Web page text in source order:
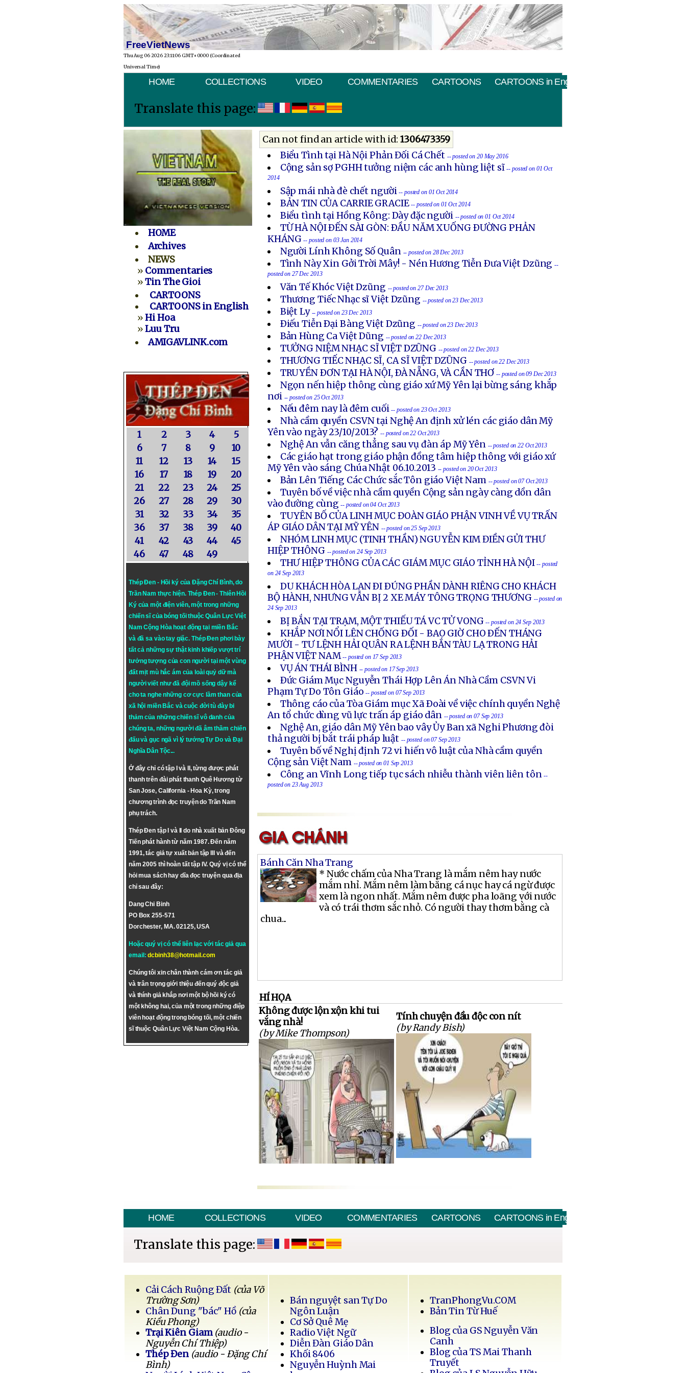
FreeVietNews
Thu Aug 06 2026 23:11:06 GMT+0000 (Coordinated
Universal Time)
HOME COLLECTIONS VIDEO COMMENTARIES CARTOONS CARTOONS in English
Translate this page:
HOME
Archives
NEWS
» Commentaries
»Tin The Gioi
CARTOONS
CARTOONS in English
»Hi Hoa
»Luu Tru
AMIGAVLINK.com
1 2 3 4
5
6
7 8 9
10
11
12 13 14
15
16
17 18 19
20
21
22 23 24
25
26
27 28 29
30
31
32 33 34
35
36
37 38 39
40
41
42 43 44
45
46
47 48 49
Thép Đen - Hồi ký của Đặng Chí Bình, do
Trần Nam thực hiện. Thép Đen- Thiên Hồi
Ký của một điện viên, một trong những
chiến sĩ của bóng tối thuộc Quân Lực Việt
Nam Cộng Hòa hoạt động tại miền Bắc
và đã sa vào tay giặc. Thép Đen phơi bày
tất cả những sự thật kinh khiếp vượt trí
tưởng tượng của con người tại một vùng
đất mịt mù hắc ám của loài quỷ dữ mà
người viết như đã đội mồ sống dậy kể
cho ta nghe những cơ cực lầm than của
xã hội miền Bắc và cuộc đời tù đày bi
thảm của những chiến sĩ vô danh của
chúng ta, những người đã âm thầm chiến
đấu và gục ngã vì lý tưởngTự DovàĐại
Nghĩa Dân Tộc...
Ở đây chỉ có tập I và II, từng được phát
thanh trên đài phát thanh Quê Hương từ
San Jose, California - Hoa Kỳ, trong
chương trình đọc truyện do Trần Nam
phụ trách.
Thép Đen tập I và II do nhà xuất bản Đông
Tiến phát hành từ năm 1987. Đến năm
1991, tác giả tự xuất bản tập III và đến
năm 2005 thì hoàn tất tập IV. Quý vị có thể
hỏi mua sách hay dĩa đọc truyện qua địa
chỉ sau đây:
Dang Chi Binh
PO Box 255-571
Dorchester, MA. 02125, USA
Hoặc quý vị có thể liên lạc với tác giả qua
email:dcbinh38@hotmail.com
Chúng tôi xin chân thành cám ơn tác giả
và trân trọng giới thiệu đến quý độc giả
và thính giả khắp nơi một bộ hồi ký có
một không hai, của một trong những điệp
viên hoạt động trong bóng tối, một chiến
sĩ thuộc Quân Lực Việt Nam Cộng Hòa.
Can not find an article with id: 1306473359
Biểu Tình tại Hà Nội Phản Đối Cá Chết -- posted on 20 May 2016
Cộng sản sợ PGHH tưởng niệm các anh hùng liệt sĩ -- posted on 01 Oct
2014
Sập mái nhà đè chết người -- posted on 01 Oct 2014
BẢN TIN CỦA CARRIE GRACIE-- posted on 01 Oct 2014
Biểu tình tại Hồng Kông: Dày đặc người -- posted on 01 Oct 2014
TỪ HÀ NỘI ÐẾN SÀI GÒN: ÐẦU NĂM XUỐNG ÐƯỜNG PHẢN
KHÁNG-- posted on 03 Jan 2014
Người Lính Không Số Quân -- posted on 28 Dec 2013
Tình Này Xin Gởi Trời Mây! - Nén Hương Tiễn Ðưa Việt Dzũng --
posted on 27 Dec 2013
Văn Tế Khóc Việt Dzũng -- posted on 27 Dec 2013
Thương Tiếc Nhạc sĩ Việt Dzũng -- posted on 23 Dec 2013
Biệt Ly -- posted on 23 Dec 2013
Ðiếu Tiễn Ðại Bàng Việt Dzũng -- posted on 23 Dec 2013
Bản Hùng Ca Việt Dũng -- posted on 22 Dec 2013
TƯỞNG NIỆM NHẠC SĨ VIỆT DZŨNG -- posted on 22 Dec 2013
THƯƠNG TIẾC NHẠC SĨ, CA SĨ VIỆT DZŨNG -- posted on 22 Dec 2013
TRUYỀN ÐƠN TẠI HÀ NỘI, ÐÀ NẴNG, VÀ CẦN THƠ -- posted on 09 Dec 2013
Ngọn nến hiệp thông cùng giáo xứ Mỹ Yên lại bừng sáng khắp
nơi -- posted on 25 Oct 2013
Nếu đêm nay là đêm cuối -- posted on 23 Oct 2013
Nhà cầm quyền CSVN tại Nghệ An định xử lén các giáo dân Mỹ
Yên vào ngày 23/10/2013?-- posted on 22 Oct 2013
Nghệ An vẫn căng thẳng sau vụ đàn áp Mỹ Yên -- posted on 22 Oct 2013
Các giáo hạt trong giáo phận đồng tâm hiệp thông với giáo xứ
Mỹ Yên vào sáng Chúa Nhật 06.10.2013 -- posted on 20 Oct 2013
Bản Lên Tiếng Các Chức sắc Tôn giáo Việt Nam -- posted on 07 Oct 2013
Tuyên bố về việc nhà cầm quyền Cộng sản ngày càng dồn dân
vào đường cùng -- posted on 04 Oct 2013
TUYÊN BỐ CỦA LINH MỤC ĐOÀN GIÁO PHẬN VINH VỀ VỤ TRẤN
ÁP GIÁO DÂN TẠI MỸ YÊN -- posted on 25 Sep 2013
NHÓM LINH MỤC (TINH THẦN) NGUYỄN KIM ĐIỀN GỬI THƯ
HIỆP THÔNG -- posted on 24 Sep 2013
THƯ HIỆP THÔNG CỦA CÁC GIÁM MỤC GIÁO TỈNH HÀ NỘI -- posted
on 24 Sep 2013
DU KHÁCH HÒA LAN ÐI ÐÚNG PHẦN DÀNH RIÊNG CHO KHÁCH
BỘ HÀNH, NHƯNG VẪN BỊ 2 XE MÁY TÔNG TRỌNG THƯƠNG -- posted on
24 Sep 2013
BỊ BẮN TẠI TRẠM, MỘT THIẾU TÁ VC TỬ VONG -- posted on 24 Sep 2013
KHẮP NƠI NỔI LÊN CHỐNG ÐỐI - BAO GIỜ CHO ÐẾN THÁNG
MƯỜI - TƯ LỆNH HẢI QUÂN RA LỆNH BẮN TÀU LẠ TRONG HẢI
PHẬN VIỆT NAM-- posted on 17 Sep 2013
VỤ ÁN THÁI BÌNH -- posted on 17 Sep 2013
Ðức Giám Mục Nguyễn Thái Hợp Lên Án Nhà Cầm CSVN Vi
Phạm Tự Do Tôn Giáo -- posted on 07 Sep 2013
Thông cáo của Tòa Giám mục Xã Ðoài về việc chính quyền Nghệ
An tổ chức dùng vũ lực trấn áp giáo dân -- posted on 07 Sep 2013
Nghệ An, giáo dân Mỹ Yên bao vây Ủy Ban xã Nghi Phương đòi
thả người bị bắt trái pháp luật -- posted on 07 Sep 2013
Tuyên bố về Nghị định 72 vi hiến vô luật của Nhà cầm quyền
Cộng sản Việt Nam -- posted on 01 Sep 2013
Công an Vĩnh Long tiếp tục sách nhiễu thành viên liên tôn --
posted on 23 Aug 2013
Bánh Căn Nha Trang
* Nước chấm của Nha Trang là mắm nêm hay nước
mắm nhỉ. Mắm nêm làm bằng cá nục hay cá ngừ được
xem là ngon nhất. Mắm nêm được pha loãng với nước
và có trái thơm sắc nhỏ. Có người thay thơm bằng cà
chua...
HÍ HỌA
Không được lộn xộn khi tui
vắng nhà!
(by Mike Thompson)
Tính chuyện đầu độc con nít
(by Randy Bish)
HOME COLLECTIONS VIDEO COMMENTARIES CARTOONS CARTOONS in English
Translate this page:
Cải Cách Ruộng Đất (của Võ
Trường Sơn)
Chân Dung "bác" Hồ (của
Kiều Phong)
Trại Kiên Giam (audio -
Nguyễn Chí Thiệp)
Thép Đen (audio - Đặng Chí
Bình)
Bán nguyệt san Tự Do
Ngôn Luận
Cơ Sở Quê Mẹ
Radio Việt Ngữ
Diễn Đàn Giáo Dân
Khối 8406
Nguyễn Huỳnh Mai
TranPhongVu.COM
Bản Tin Từ Huế
Blog của GS Nguyễn Văn
Canh
Blog của TS Mai Thanh
Truyết